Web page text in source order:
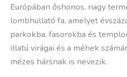
Európában őshonos, nagy
lombhullató fa, amelyet
parkokba, fasorokba és
illatú virágai és a méhek
mézes hársnak is nevezik.